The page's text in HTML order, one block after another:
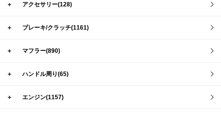
＋ アクセサリー(128)
＋ ブレーキ/クラッチ(1161)
＋ マフラー(890)
＋ ハンドル周り(65)
＋ エンジン(1157)